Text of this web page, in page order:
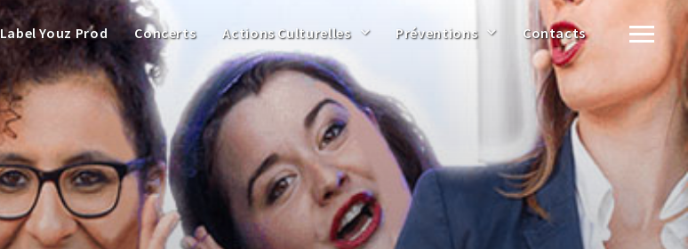
Label Youz Prod Concerts Actions Culturelles Préventions Contacts